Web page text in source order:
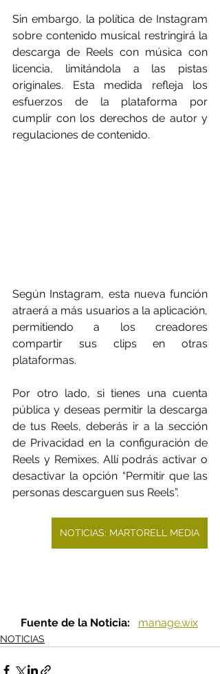
Sin embargo, la política de Instagram
sobre contenido musical restringirá la
descarga de Reels con música con
licencia, limitándola a las pistas
originales. Esta medida refleja los
esfuerzos de la plataforma por
cumplir con los derechos de autor y
regulaciones de contenido.
Según Instagram, esta nueva función
atraerá a más usuarios a la aplicación,
permitiendo a los creadores
compartir sus clips en otras
plataformas.
Por otro lado, si tienes una cuenta
pública y deseas permitir la descarga
de tus Reels, deberás ir a la sección
de Privacidad en la configuración de
Reels y Remixes. Allí podrás activar o
desactivar la opción “Permitir que las
personas descarguen sus Reels”.
NOTICIAS: MARTORELL MEDIA
Fuente de la Noticia: manage.wix
NOTICIAS